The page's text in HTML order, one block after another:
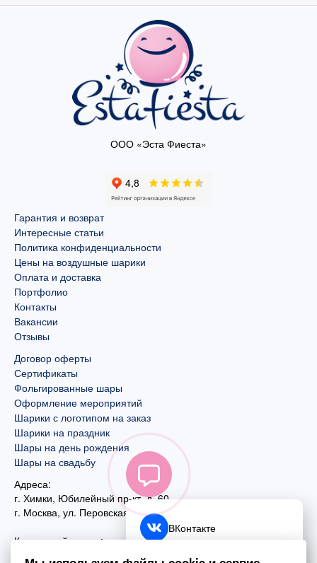
ООО «Эста Фиеста»
Гарантия и возврат
Интересные статьи
Политика конфиденциальности
Цены на воздушные шарики
Оплата и доставка
Портфолио
Контакты
Вакансии
Отзывы
Договор оферты
Сертификаты
Фольгированные шары
Оформление мероприятий
Шарики с логотипом на заказ
Шарики на праздник
Шары на день рождения
Шары на свадьбу
Адреса:
г. Химки, Юбилейный пр-кт, д. 60
г. Москва, ул. Перовская, д. 59
Контактный номер:
ВКонтакте
Telegram